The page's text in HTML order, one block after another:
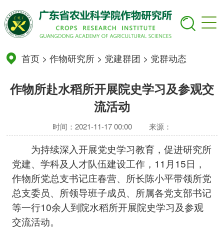
首页 >作物研究所 > 党建群团 > 党群动态
作物所赴水稻所开展院史学习及参观交
流活动
时间：2021-11-17 00:00 来源：
为持续深入开展党史学习教育，促进研究所
党建、学科及人才队伍建设工作，11月15日，
作物所党总支书记庄春营、所长陈小平带领所党
总支委员、所领导班子成员、所属各党支部书记
等一行10余人到院水稻所开展院史学习及参观
交流活动。